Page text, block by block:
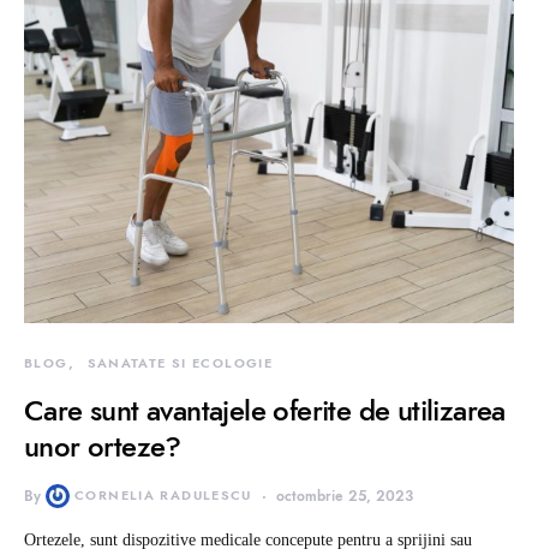
BLOG SANATATE SI ECOLOGIE
Care sunt avantajele oferite de utilizarea
unor orteze?
By CORNELIA RADULESCU octombrie 25, 2023
Ortezele, sunt dispozitive medicale concepute pentru a sprijini sau